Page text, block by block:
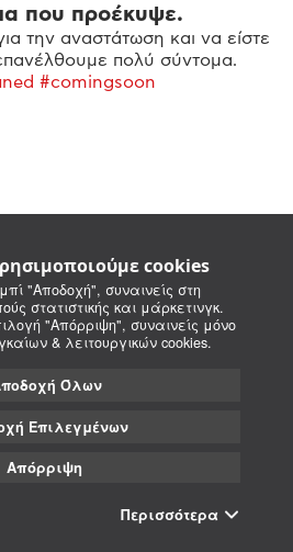
cookies
"Αποδοχή", συναινείς στη
στατιστικής και μάρκετινγκ.
"Απόρριψη", συναινείς μόνο
& λειτουργικών cookies.
Όλων
Επιλεγμένων
Απόρριψη
Περισσότερα
που προέκυψε.
την αναστάτωση και να είστε
πολύ σύντομα.
#comingsoon